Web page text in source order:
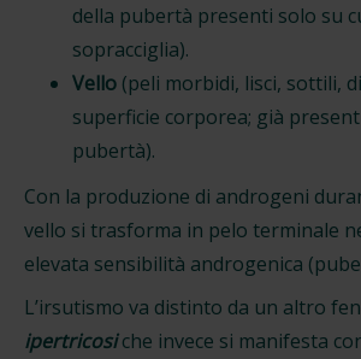
della pubertà presenti solo su
sopracciglia).
Vello (peli morbidi, lisci, sottili,
superficie corporea; già
pubertà).
Con la produzione di androgeni
vello si trasforma in pelo terminale
elevata sensibilità androgenica
L’irsutismo va distinto da un altro
ipertricosiche invece si manifesta